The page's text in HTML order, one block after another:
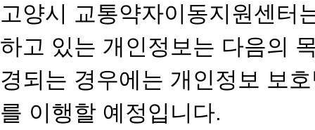
고양시 교통약자이동지원센터
하고 있는 개인정보는 다음의
경되는 경우에는 개인정보 보
를 이행할 예정입니다.